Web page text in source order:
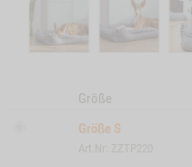
Größe
Größe S